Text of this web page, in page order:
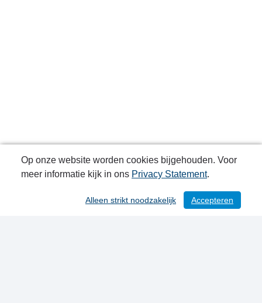
/ 216
Op onze website worden cookies bijgehouden. Voor
meer informatie kijk in ons Privacy Statement.
Accepteren
Alleen strikt noodzakelijk